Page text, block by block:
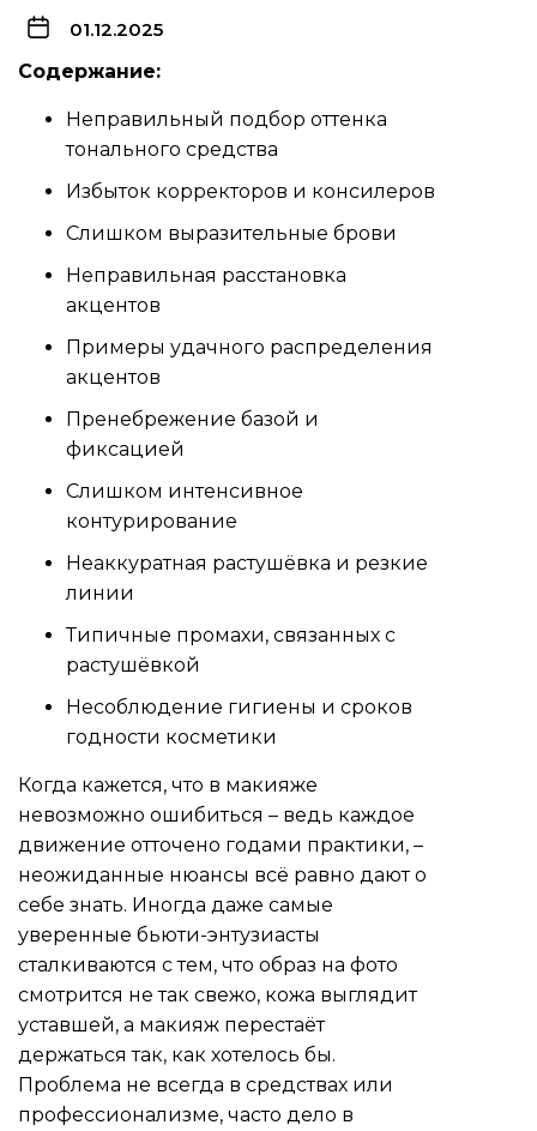
01.12.2025
Содержание:
Неправильный подбор оттенка
тонального средства
Избыток корректоров и консилеров
Слишком выразительные брови
Неправильная расстановка
акцентов
Примеры удачного распределения
акцентов
Пренебрежение базой и
фиксацией
Слишком интенсивное
контурирование
Неаккуратная растушёвка и резкие
линии
Типичные промахи, связанных с
растушёвкой
Несоблюдение гигиены и сроков
годности косметики
Когда кажется, что в макияже
невозможно ошибиться – ведь каждое
движение отточено годами практики, –
неожиданные нюансы всё равно дают о
себе знать. Иногда даже самые
уверенные бьюти-энтузиасты
сталкиваются с тем, что образ на фото
смотрится не так свежо, кожа выглядит
уставшей, а макияж перестаёт
держаться так, как хотелось бы.
Проблема не всегда в средствах или
профессионализме, часто дело в